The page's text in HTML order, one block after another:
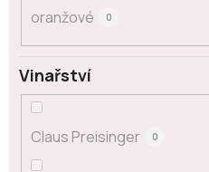
oranžové 0
Vinařství
Claus Preisinger 0